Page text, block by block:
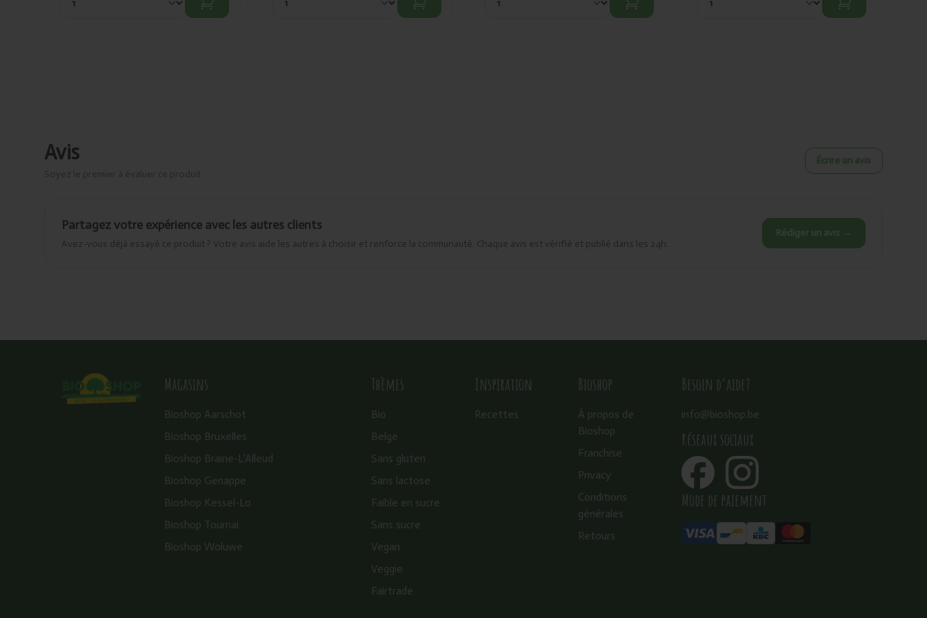
Avis Écrire un avis
Partagez votre expérience avec les autres clients
Avez-vous déjà essayé ce produit ? Votre avis aide les autres à choisir et renforce la communauté. Chaque avis est vérifié et publié dans les 24h.
Rédiger un avis →
Magasins
Bioshop Aarschot
Bioshop Bruxelles
Bioshop Braine-L’Alleud
Bioshop Genappe
Bioshop Kessel-Lo
Bioshop Tournai
Bioshop Woluwe
Thèmes
Bio
Belge
Sans gluten
Sans lactose
Faible en sucre
Sans sucre
Vegan
Veggie
Fairtrade
Inspiration
Recettes
Bioshop
À propos de
Bioshop
Franchise
Privacy
Conditions
générales
Retours
Besoin d’aide?
info@bioshop.be
Réseaux sociaux
Mode de paiement